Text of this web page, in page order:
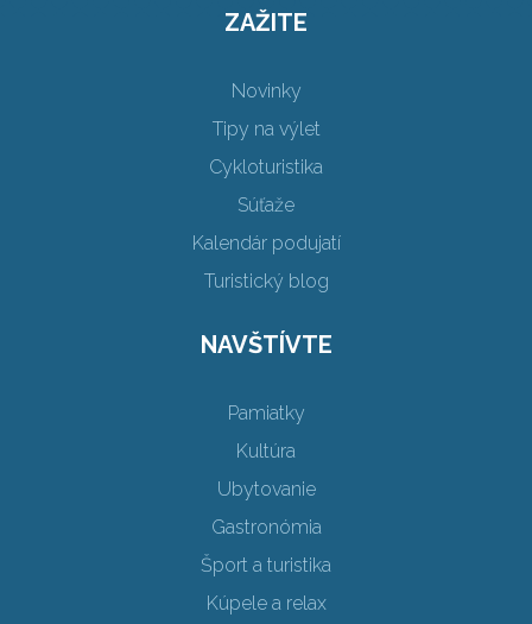
ZAŽITE
Novinky
Tipy na výlet
Cykloturistika
Súťaže
Kalendár podujatí
Turistický blog
NAVŠTÍVTE
Pamiatky
Kultúra
Ubytovanie
Gastronómia
Šport a turistika
Kúpele a relax